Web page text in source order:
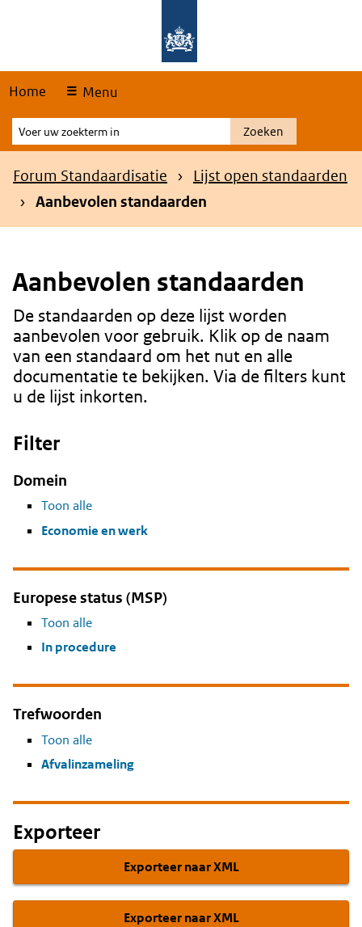
Home Menu
Voer
uw
zoekterm
Zoeken
Kruimelpad
Forum Standaardisatie
Lijst open standaarden
Aanbevolen standaarden
Aanbevolen standaarden
Content
De standaarden op deze lijst worden
aanbevolen voor gebruik. Klik op de naam
van een standaard om het nut en alle
documentatie te bekijken. Via de filters kunt
u de lijst inkorten.
Filter
Domein
Toon alle
Economie en werk
Europese status (MSP)
Toon alle
In procedure
Trefwoorden
Toon alle
Afvalinzameling
Exporteer
Exporteer naar XML
Exporteer naar XML